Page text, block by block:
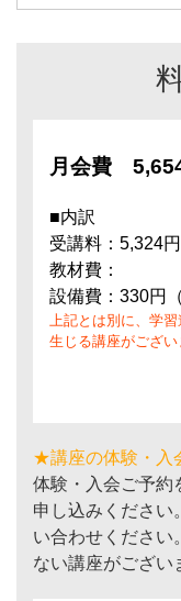
月会費
■内訳
受講料：5,324円
教材費：
設備費：330円
上記とは別に、学
生じる講座がござい
★講座の体験・入
体験・入会ご予約
申し込みください
い合わせください
ない講座がござい